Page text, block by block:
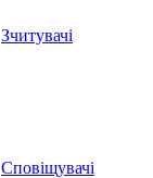
Зчитувачі
Сповіщувачі